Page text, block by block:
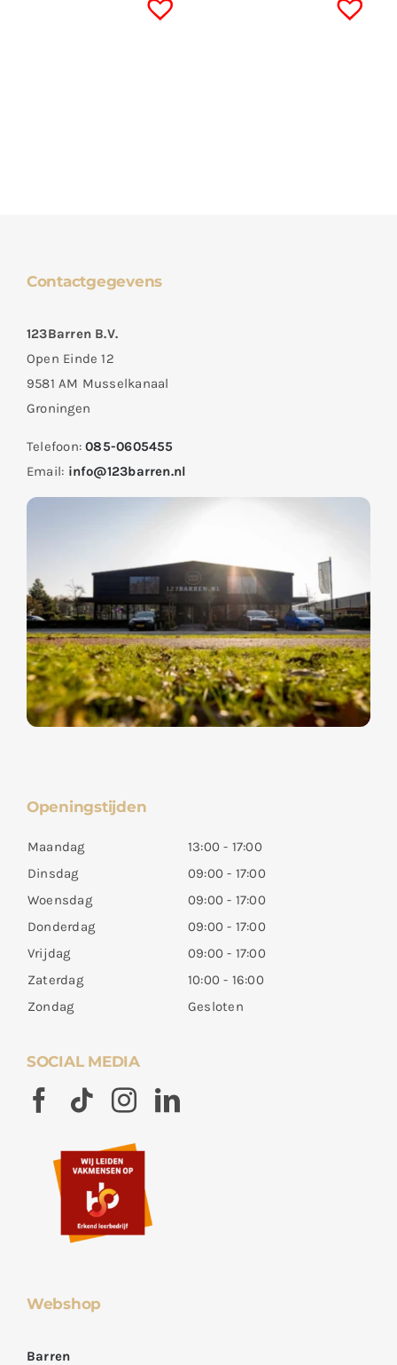
Contactgegevens
123Barren B.V.
Open Einde 12
9581 AM Musselkanaal
Groningen
Telefoon:085-0605455
Email: info@123barren.nl
Openingstijden
Maandag
13:00 - 17:00
Dinsdag
09:00 - 17:00
Woensdag
09:00 - 17:00
Donderdag
09:00 - 17:00
Vrijdag
09:00 - 17:00
Zaterdag
10:00 - 16:00
Zondag
Gesloten
SOCIAL MEDIA
Webshop
Barren